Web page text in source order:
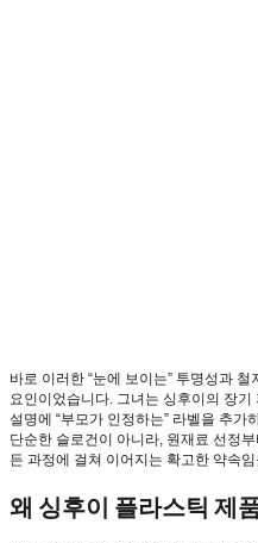
바로 이러한 “눈에 보이는” 투명성과
요인이었습니다. 그녀는 싱후이의 장
설명에 “부모가 인정하는” 라벨을 추가
단순한 슬로건이 아니라, 원재료 선정
든 과정에 걸쳐 이어지는 확고한 약속
왜 싱후이 플라스틱 제